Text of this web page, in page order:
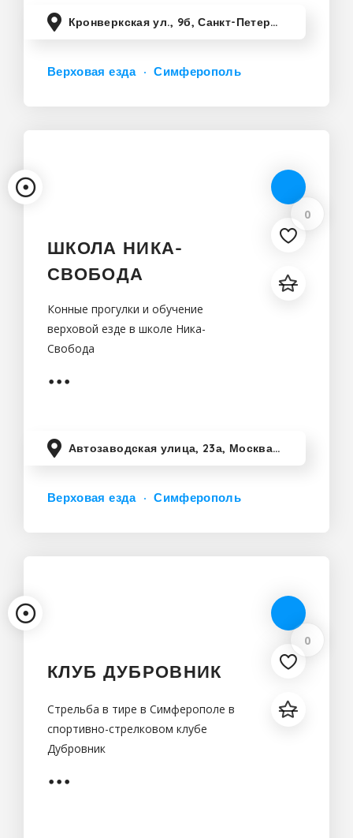
Кронверкская ул., 9б, Санкт-Петербург, Россия
Верховая езда Симферополь
0
ШКОЛА НИКА-
СВОБОДА
Конные прогулки и обучение
верховой езде в школе Ника-
Свобода
Автозаводская улица, 23а, Москва, Россия
Верховая езда Симферополь
0
КЛУБ ДУБРОВНИК
Стрельба в тире в Симферополе в
спортивно-стрелковом клубе
Дубровник